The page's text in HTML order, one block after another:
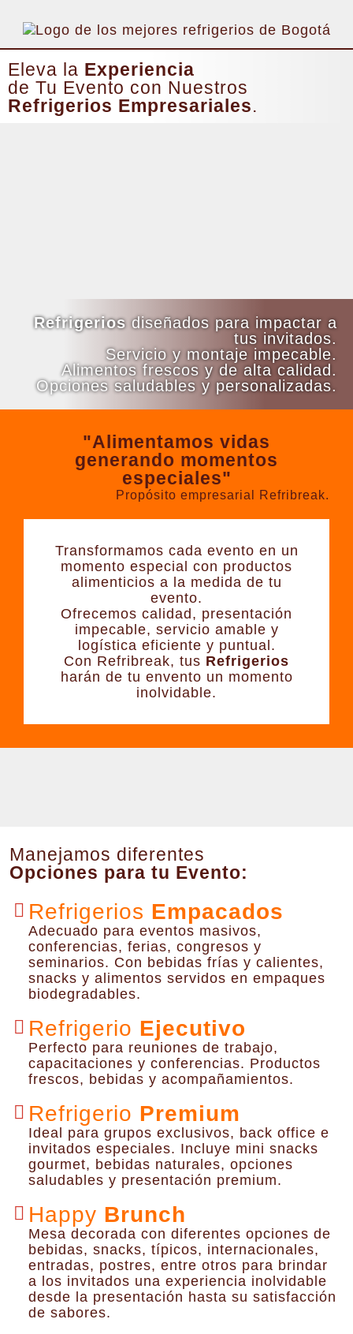
Eleva la Experiencia
de Tu Evento con Nuestros
Refrigerios Empresariales.
Refrigeriosdiseñados para impactar a
tus invitados.
Servicio y montaje impecable.
Alimentos frescos y de alta calidad.
Opciones saludables y personalizadas.
"Alimentamos vidas
generando momentos
especiales"
Propósito empresarial Refribreak.
Transformamos cada evento en un
momento especial con productos
alimenticios a la medida de tu
evento.
Ofrecemos calidad, presentación
impecable, servicio amable y
logística eficiente y puntual.
Con Refribreak, tus Refrigerios
harán de tu envento un momento
inolvidable.
Manejamos diferentes
Opciones para tu Evento:
Refrigerios Empacados
Adecuado para eventos masivos,
conferencias, ferias, congresos y
seminarios. Con bebidas frías y calientes,
snacks y alimentos servidos en empaques
biodegradables.
Refrigerio Ejecutivo
Perfecto para reuniones de trabajo,
capacitaciones y conferencias. Productos
frescos, bebidas y acompañamientos.
Refrigerio Premium
Ideal para grupos exclusivos, back office e
invitados especiales. Incluye mini snacks
gourmet, bebidas naturales, opciones
saludables y presentación premium.
Happy Brunch
Mesa decorada con diferentes opciones de
bebidas, snacks, típicos, internacionales,
entradas, postres, entre otros para brindar
a los invitados una experiencia inolvidable
desde la presentación hasta su satisfacción
de sabores.